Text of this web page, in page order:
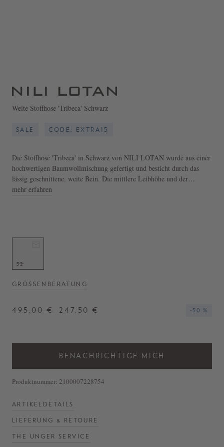
Weite Stoffhose 'Tribeca' Schwarz
SALE CODE: EXTRA15
Die Stoffhose 'Tribeca' in Schwarz von NILI LOTAN wurde aus einer
hochwertigen Baumwollmischung gefertigt und besticht durch das
lässig geschnittene, weite Bein. Die mittlere Leibhöhe und der
klassische Verschluss mit Haken und Reißverschluss sorgen für einen
- Hergestellt in den USA
mehr erfahren
32
GRÖSSENBERATUNG
495,00 € 247,50 € -50 %
BENACHRICHTIGE MICH
Produktnummer: 2100007228754
ARTIKELDETAILS
LIEFERUNG & RETOURE
THE UNGER SERVICE